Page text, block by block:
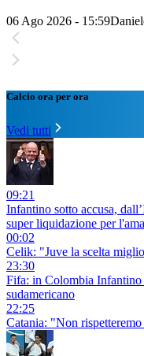
06 Ago 2026 - 15:59
Calcio ora per ora
Vedi tutti
09:21
Infantino sotto accusa,
super liquidazione per
00:02
Celik: "Juve la scelta
23:30
Fifa: in Colombia
sudamericano
22:25
Catania: "Non